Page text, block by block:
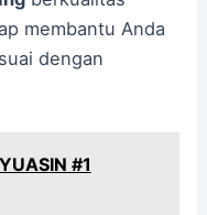
membantu Anda
dengan
#1